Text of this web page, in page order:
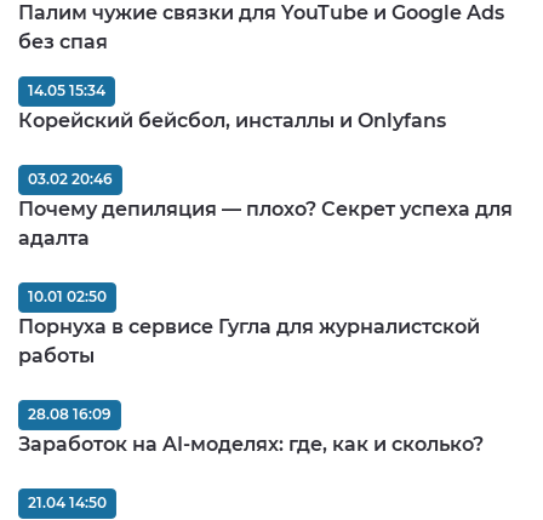
Палим чужие связки для YouTube и Google Ads
без спая
Корейский бейсбол, инсталлы и Onlyfans
14.05 15:34
Почему депиляция — плохо? Секрет успеха для
адалта
03.02 20:46
Порнуха в сервисе Гугла для журналистской
работы
10.01 02:50
Заработок на AI-моделях: где, как и сколько?
28.08 16:09
21.04 14:50